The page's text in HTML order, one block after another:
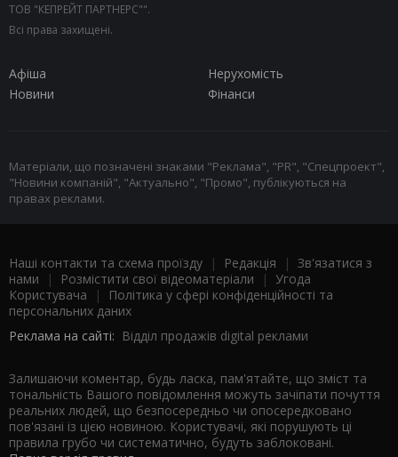
ТОВ "КЕПРЕЙТ ПАРТНЕРС"".
Всі права захищені.
Афіша
Нерухомість
Новини
Фінанси
Матеріали, що позначені знаками "Реклама", "PR", "Спецпроект",
"Новини компаній", "Актуально", "Промо", публікуються на
правах реклами.
Наші контакти та схема проїзду | Редакція | Зв'язатися з
нами | Розмістити свої відеоматеріали | Угода
Користувача |
Політика у сфері конфіденційності та
персональних даних
Реклама на сайті: Відділ продажів digital реклами
Залишаючи коментар, будь ласка, пам'ятайте, що зміст та
тональність Вашого повідомлення можуть зачіпати почуття
реальних людей, що безпосередньо чи опосередковано
пов'язані із цією новиною. Користувачі, які порушують ці
правила грубо чи систематично, будуть заблоковані.